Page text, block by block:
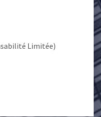
Limitée)